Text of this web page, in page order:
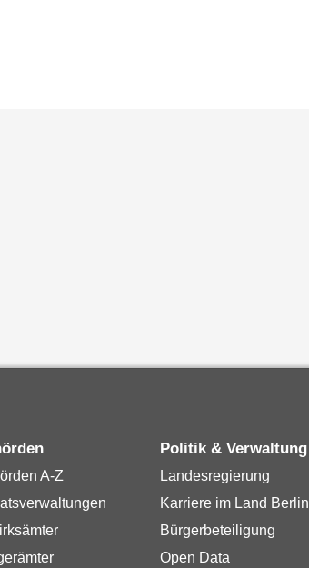
A-Z
Politik & Verwaltung
Landesregierung
Karriere im Land Berlin
Bürgerbeteiligung
Open Data